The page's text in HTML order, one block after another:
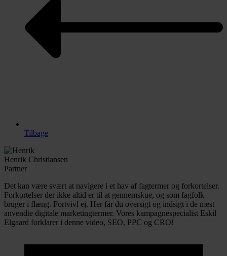
Tilbage
Henrik Christiansen
Partner
Det kan være svært at navigere i et hav af fagtermer og forkortelser.
Forkortelser der ikke altid er til at gennemskue, og som fagfolk
bruger i flæng. Fortvivl ej. Her får du oversigt og indsigt i de mest
anvendte digitale marketingtermer. Vores kampagnespecialist Eskil
Elgaard forklarer i denne video, SEO, PPC og CRO!